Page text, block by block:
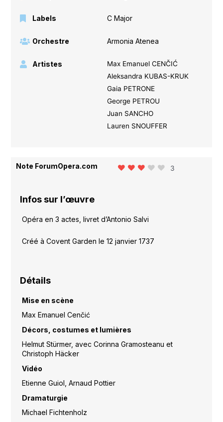
Labels C Major
Orchestre Armonia Atenea
Artistes
Max Emanuel CENČIĆ
Aleksandra KUBAS-KRUK
Gaia PETRONE
George PETROU
Juan SANCHO
Lauren SNOUFFER
Note ForumOpera.com 3
Infos sur l’œuvre
Opéra en 3 actes, livret d’Antonio Salvi
Créé à Covent Garden le 12 janvier 1737
Détails
Mise en scène
Max Emanuel Cenčić
Décors, costumes et lumières
Helmut Stürmer, avec Corinna Gramosteanu et
Christoph Häcker
Vidéo
Etienne Guiol, Arnaud Pottier
Dramaturgie
Michael Fichtenholz